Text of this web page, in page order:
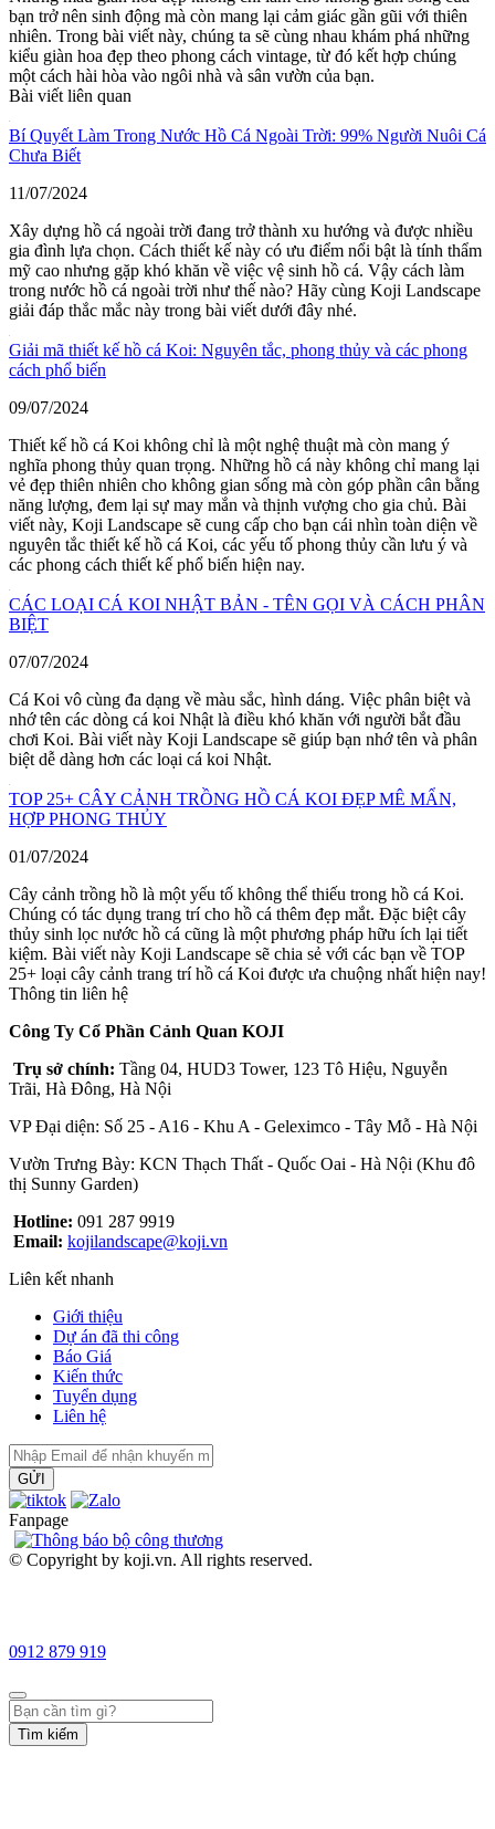
bạn trở nên sinh động mà còn mang lại cảm giác gần gũi với thiên
nhiên. Trong bài viết này, chúng ta sẽ cùng nhau khám phá những
kiểu giàn hoa đẹp theo phong cách vintage, từ đó kết hợp chúng
một cách hài hòa vào ngôi nhà và sân vườn của bạn.
Bài viết liên quan
Bí Quyết Làm Trong Nước Hồ Cá Ngoài Trời: 99% Người Nuôi Cá
Chưa Biết
11/07/2024
Xây dựng hồ cá ngoài trời đang trở thành xu hướng và được nhiều
gia đình lựa chọn. Cách thiết kế này có ưu điểm nổi bật là tính thẩm
mỹ cao nhưng gặp khó khăn về việc vệ sinh hồ cá. Vậy cách làm
trong nước hồ cá ngoài trời như thế nào? Hãy cùng Koji Landscape
giải đáp thắc mắc này trong bài viết dưới đây nhé.
Giải mã thiết kế hồ cá Koi: Nguyên tắc, phong thủy và các phong
cách phổ biến
09/07/2024
Thiết kế hồ cá Koi không chỉ là một nghệ thuật mà còn mang ý
nghĩa phong thủy quan trọng. Những hồ cá này không chỉ mang lại
vẻ đẹp thiên nhiên cho không gian sống mà còn góp phần cân bằng
năng lượng, đem lại sự may mắn và thịnh vượng cho gia chủ. Bài
viết này, Koji Landscape sẽ cung cấp cho bạn cái nhìn toàn diện về
nguyên tắc thiết kế hồ cá Koi, các yếu tố phong thủy cần lưu ý và
các phong cách thiết kế phổ biến hiện nay.
CÁC LOẠI CÁ KOI NHẬT BẢN - TÊN GỌI VÀ CÁCH PHÂN
BIỆT
07/07/2024
Cá Koi vô cùng đa dạng về màu sắc, hình dáng. Việc phân biệt và
nhớ tên các dòng cá koi Nhật là điều khó khăn với người bắt đầu
chơi Koi. Bài viết này Koji Landscape sẽ giúp bạn nhớ tên và phân
biệt dễ dàng hơn các loại cá koi Nhật.
TOP 25+ CÂY CẢNH TRỒNG HỒ CÁ KOI ĐẸP MÊ MẨN,
HỢP PHONG THỦY
01/07/2024
Cây cảnh trồng hồ là một yếu tố không thể thiếu trong hồ cá Koi.
Chúng có tác dụng trang trí cho hồ cá thêm đẹp mắt. Đặc biệt cây
thủy sinh lọc nước hồ cá cũng là một phương pháp hữu ích lại tiết
kiệm. Bài viết này Koji Landscape sẽ chia sẻ với các bạn về TOP
25+ loại cây cảnh trang trí hồ cá Koi được ưa chuộng nhất hiện nay!
Thông tin liên hệ
Công Ty Cổ Phần Cảnh Quan KOJI
Trụ sở chính: Tầng 04, HUD3 Tower, 123 Tô Hiệu, Nguyễn
Trãi, Hà Đông, Hà Nội
VP Đại diện: Số 25 - A16 - Khu A - Geleximco - Tây Mỗ - Hà Nội
Vườn Trưng Bày: KCN Thạch Thất - Quốc Oai - Hà Nội (Khu đô
thị Sunny Garden)
Hotline: 091 287 9919
Email: kojilandscape@koji.vn
Liên kết nhanh
Giới thiệu
Dự án đã thi công
Báo Giá
Kiến thức
Tuyển dụng
Liên hệ
GỬI
Fanpage
© Copyright by koji.vn. All rights reserved.
0912 879 919
Tìm kiếm